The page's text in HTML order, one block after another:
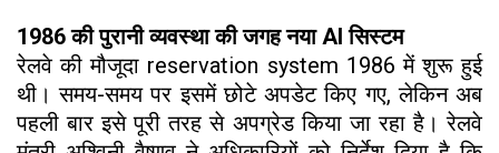
1986 की पुरानी व्यवस्था की जगह नया AI सिस्टम
रेलवे की मौजूदा reservation system 1986 में शुरू हुई
थी। समय-समय पर इसमें छोटे अपडेट किए गए, लेकिन अब
पहली बार इसे पूरी तरह से अपग्रेड किया जा रहा है। रेलवे